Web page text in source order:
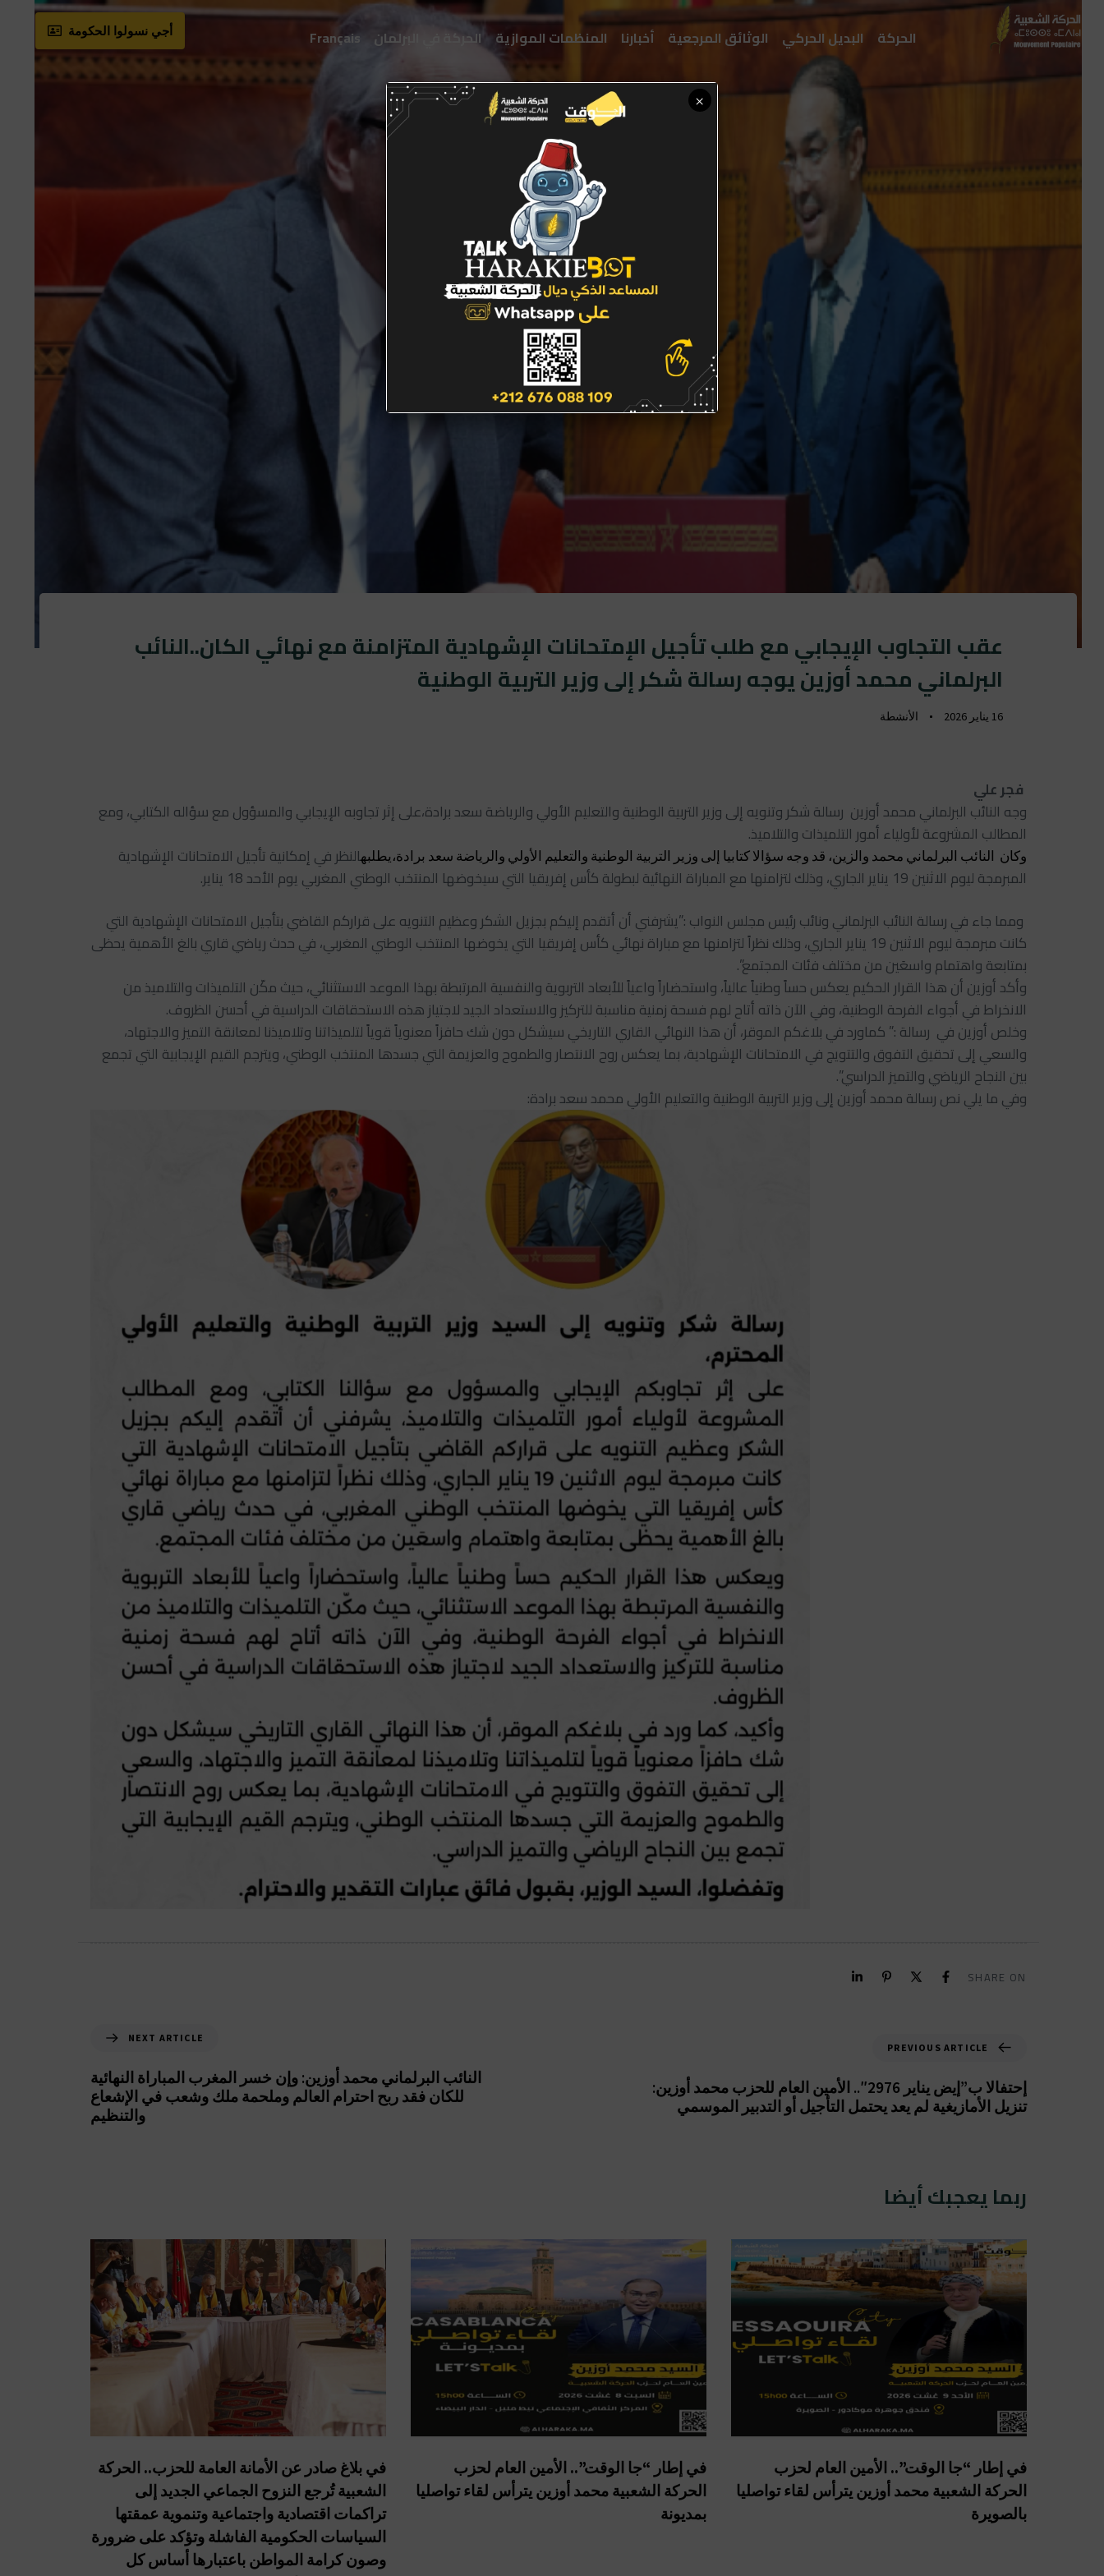
الحركة البديل الحركي الوثائق المرجعية أخبارنا المنظمات الموازية الحركة في البرلمان Français أجي نسولوا الحكومة
عقب التجاوب الإيجابي مع طلب تأجيل الإمتحانات الإشهادية المتزامنة مع نهائي الكان..النائب
البرلماني محمد أوزين يوجه رسالة شكر إلى وزير التربية الوطنية
16 يناير 2026 الأنشطة
فجر علي
وجه النائب البرلماني محمد أوزين رسالة شكر وتنويه إلى وزير التربية الوطنية والتعليم الأولي والرياضة سعد برادة،على إثر تجاوبه الإيجابي والمسؤول مع سؤاله الكتابي، ومع
المطالب المشروعة لأولياء أمور التلميذات والتلاميذ.
وكان النائب البرلماني محمد والزين، قد وجه سؤالا كتابيا إلى وزير التربية الوطنية والتعليم الأولي والرياضة سعد برادة،يطلبهالنظر في إمكانية تأجيل الامتحانات الإشهادية
المبرمجة ليوم الاثنين 19 يناير الجاري، وذلك لتزامنها مع المباراة النهائية لبطولة كأس إفريقيا التي سيخوضها المنتخب الوطني المغربي يوم الأحد 18 يناير.
ومما جاء في رسالة النائب البرلماني ونائب رئيس مجلس النواب :”يشرفني أن أتقدم إليكم بجزيل الشكر وعظيم التنويه على قراركم القاضي بتأجيل الامتحانات الإشهادية التي
كانت مبرمجة ليوم الاثنين 19 يناير الجاري، وذلك نظراً لتزامنها مع مباراة نهائي كأس إفريقيا التي يخوضها المنتخب الوطني المغربي، في حدث رياضي قاري بالغ الأهمية يحظى
بمتابعة واهتمام واسعَين من مختلف فئات المجتمع”.
وأكد أوزين أن هذا القرار الحكيم يعكس حساً وطنياً عالياً، واستحضاراً واعياً للأبعاد التربوية والنفسية المرتبطة بهذا الموعد الاستثنائي، حيث مكّن التلميذات والتلاميذ من
الانخراط في أجواء الفرحة الوطنية، وفي الآن ذاته أتاح لهم فسحة زمنية مناسبة للتركيز والاستعداد الجيد لاجتياز هذه الاستحقاقات الدراسية في أحسن الظروف.
وخلص أوزين في رسالة :” كماورد في بلاغكم الموقر، أن هذا النهائي القاري التاريخي سيشكل دون شك حافزاً معنوياً قوياً لتلميذاتنا وتلاميذنا لمعانقة التميز والاجتهاد،
والسعي إلى تحقيق التفوق والتتويج في الامتحانات الإشهادية، بما يعكس روح الانتصار والطموح والعزيمة التي جسدها المنتخب الوطني، ويترجم القيم الإيجابية التي تجمع
بين النجاح الرياضي والتميز الدراسي”.
وفي ما يلي نص رسالة محمد أوزين إلى وزير التربية الوطنية والتعليم الأولي محمد سعد برادة:
SHARE ON
PREVIOUS ARTICLE
إحتفالا ب”إيض يناير 2976″.. الأمين العام للحزب محمد أوزين:
تنزيل الأمازيغية لم يعد يحتمل التأجيل أو التدبير الموسمي
NEXT ARTICLE
النائب البرلماني محمد أوزين: وإن خسر المغرب المباراة النهائية
للكان فقد ربح احترام العالم وملحمة ملك وشعب في الإشعاع
والتنظيم
ربما يعجبك أيضا
في إطار “جا الوقت”.. الأمين العام لحزب
الحركة الشعبية محمد أوزين يترأس لقاء تواصليا
بالصويرة
في إطار “جا الوقت”.. الأمين العام لحزب
الحركة الشعبية محمد أوزين يترأس لقاء تواصليا
بمديونة
في بلاغ صادر عن الأمانة العامة للحزب.. الحركة
الشعبية تُرجع النزوح الجماعي الجديد إلى
تراكمات اقتصادية واجتماعية وتنموية عمقتها
السياسات الحكومية الفاشلة وتؤكد على ضرورة
وصون كرامة المواطن باعتبارها أساس كل
×